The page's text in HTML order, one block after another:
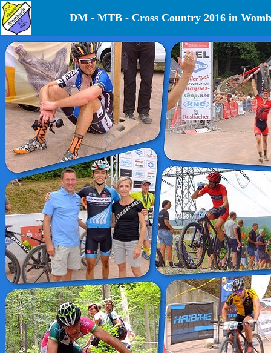
DM - MTB - Cross Country 2016 in